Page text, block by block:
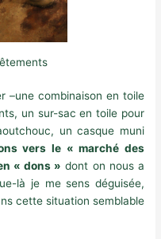
–une combinaison en toile
un sur-sac en toile pour
un casque muni
vers le « marché des
« dons » dont on nous a
là je me sens déguisée,
cette situation semblable